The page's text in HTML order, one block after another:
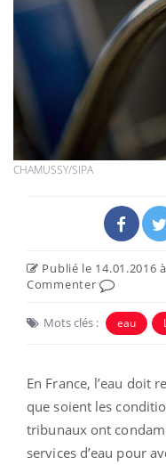
CHAMUSSY/SIPA
Publié le 14.01.2016
Commenter
Mots clés : eau
En France, l’eau doit
que soient les
tribunaux ont
services d’eau pour